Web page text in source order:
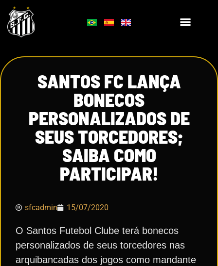
SANTOS FC LANÇA
BONECOS
PERSONALIZADOS DE
SEUS TORCEDORES;
SAIBA COMO
PARTICIPAR!
sfcadmin 15/07/2020
O Santos Futebol Clube terá bonecos
personalizados de seus torcedores nas
arquibancadas dos jogos como mandante